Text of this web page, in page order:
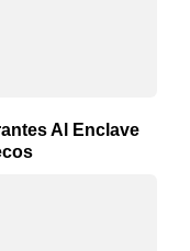
Al Enclave